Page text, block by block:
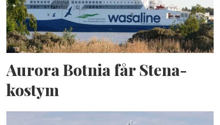
Aurora Botnia får Stena-
kostym